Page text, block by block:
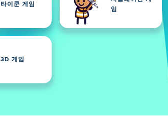
타이쿤 게임
임
3D 게임